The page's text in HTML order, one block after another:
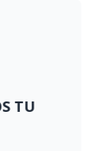
TU